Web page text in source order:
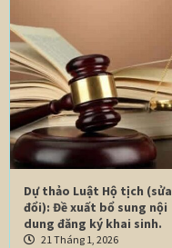
Dự thảo Luật Hộ tịch (sửa
đổi): Đề xuất bổ sung nội
dung đăng ký khai sinh.
21 Tháng 1, 2026